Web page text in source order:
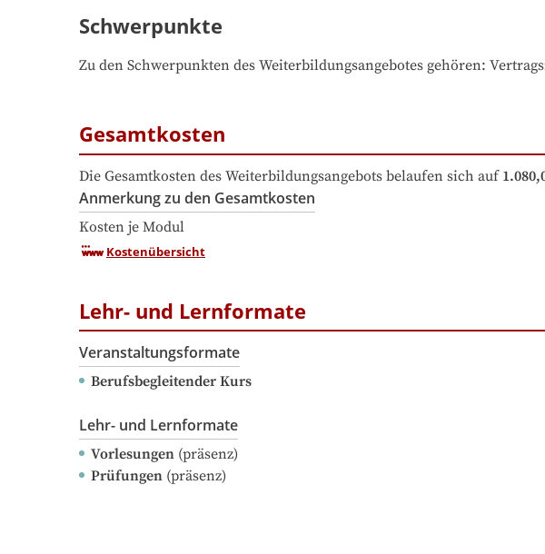
Schwerpunkte
Zu den Schwerpunkten des Weiterbildungsangebotes gehören:
Gesamtkosten
Die Gesamtkosten des Weiterbildungsangebots belaufen sich auf
Anmerkung zu den Gesamtkosten
Kosten je Modul
Kostenübersicht
Lehr- und Lernformate
Veranstaltungsformate
Berufsbegleitender Kurs
Lehr- und Lernformate
Vorlesungen (präsenz)
Prüfungen (präsenz)